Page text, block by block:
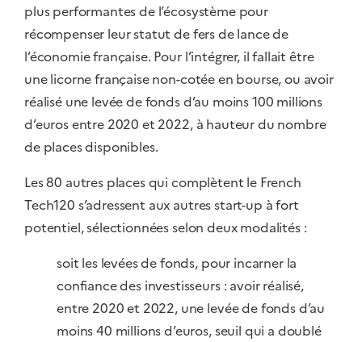
plus performantes de l’écosystème pour
récompenser leur statut de fers de lance de
l’économie française. Pour l’intégrer, il fallait être
une licorne française non-cotée en bourse, ou avoir
réalisé une levée de fonds d’au moins 100 millions
d’euros entre 2020 et 2022, à hauteur du nombre
de places disponibles.
Les 80 autres places qui complètent le French
Tech120 s’adressent aux autres start-up à fort
potentiel, sélectionnées selon deux modalités :
soit les levées de fonds, pour incarner la
confiance des investisseurs : avoir réalisé,
entre 2020 et 2022, une levée de fonds d’au
moins 40 millions d’euros, seuil qui a doublé